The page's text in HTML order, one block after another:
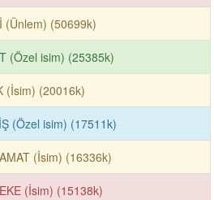
(Ünlem) (50699k)
(Özel isim) (25385k)
(İsim) (20016k)
(Özel isim) (17511k)
(İsim) (16336k)
(İsim) (15138k)